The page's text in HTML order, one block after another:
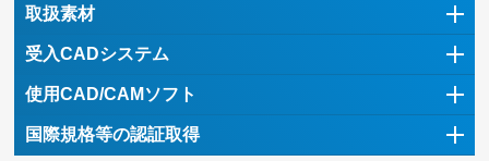
取扱素材
受入CADシステム
使用CAD/CAMソフト
国際規格等の認証取得